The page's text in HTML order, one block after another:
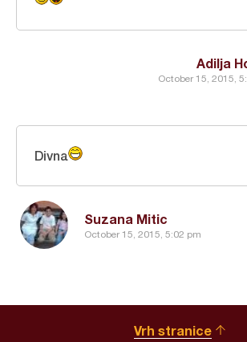
Adilja
October 15, 2015,
Suzana Mitic
October 15, 2015, 5:02 pm
Divna
Vrh stranice